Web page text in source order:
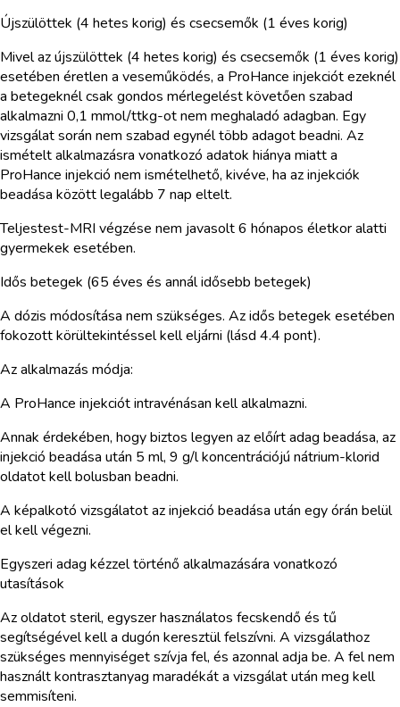
Újszülöttek (4 hetes korig) és csecsemők (1 éves korig)
Mivel az újszülöttek (4 hetes korig) és csecsemők (1 éves korig)
esetében éretlen a veseműködés, a ProHance injekciót ezeknél
a betegeknél csak gondos mérlegelést követően szabad
alkalmazni 0,1 mmol/ttkg-ot nem meghaladó adagban. Egy
vizsgálat során nem szabad egynél több adagot beadni. Az
ismételt alkalmazásra vonatkozó adatok hiánya miatt a
ProHance injekció nem ismételhető, kivéve, ha az injekciók
beadása között legalább 7 nap eltelt.
Teljestest-MRI végzése nem javasolt 6 hónapos életkor alatti
gyermekek esetében.
Idős betegek (65 éves és annál idősebb betegek)
A dózis módosítása nem szükséges. Az idős betegek esetében
fokozott körültekintéssel kell eljárni (lásd 4.4 pont).
Az alkalmazás módja:
A ProHance injekciót intravénásan kell alkalmazni.
Annak érdekében, hogy biztos legyen az előírt adag beadása, az
injekció beadása után 5 ml, 9 g/l koncentrációjú nátrium-klorid
oldatot kell bolusban beadni.
A képalkotó vizsgálatot az injekció beadása után egy órán belül
el kell végezni.
Egyszeri adag kézzel történő alkalmazására vonatkozó
utasítások
Az oldatot steril, egyszer használatos fecskendő és tű
segítségével kell a dugón keresztül felszívni. A vizsgálathoz
szükséges mennyiséget szívja fel, és azonnal adja be. A fel nem
használt kontrasztanyag maradékát a vizsgálat után meg kell
semmisíteni.